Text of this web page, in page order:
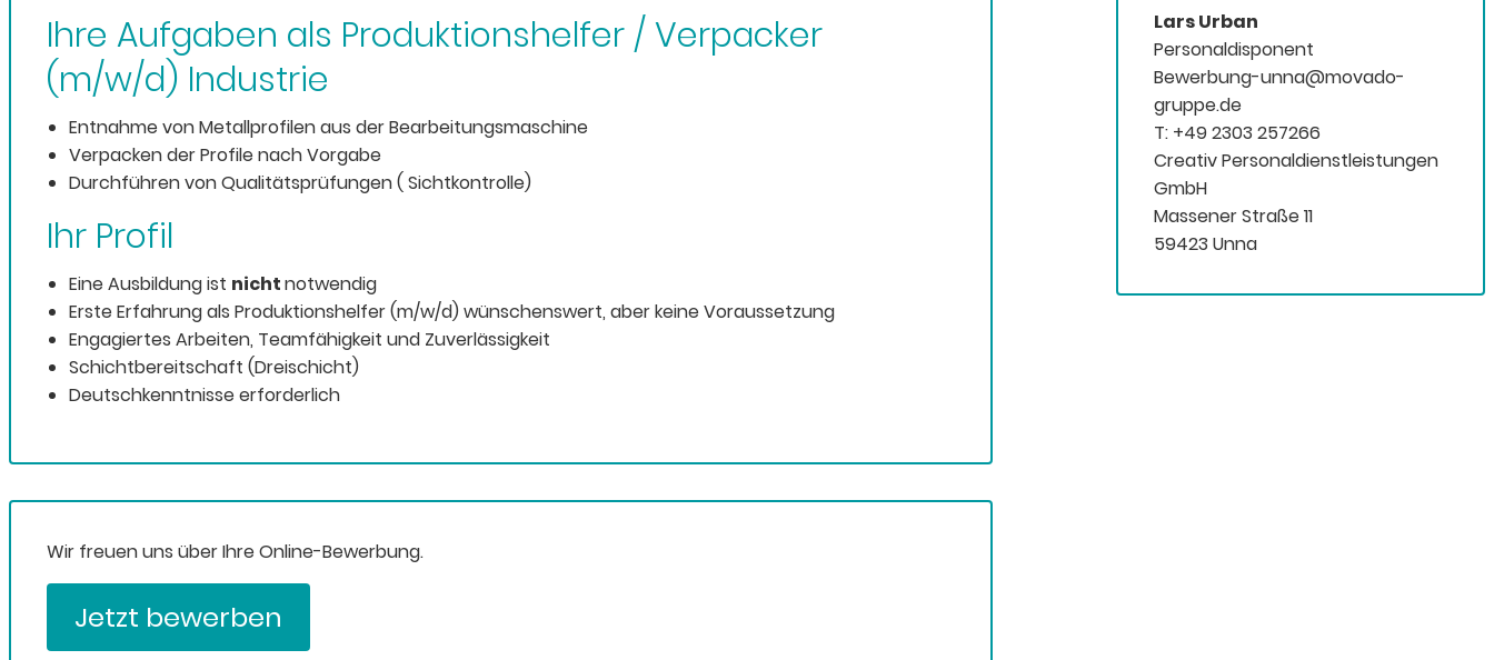
Ihre Aufgaben als Produktionshelfer / Verpacker
(m/w/d) Industrie
Entnahme von Metallprofilen aus der Bearbeitungsmaschine
Verpacken der Profile nach Vorgabe
Durchführen von Qualitätsprüfungen ( Sichtkontrolle)
Ihr Profil
Eine Ausbildung ist nichtnotwendig
Erste Erfahrung als Produktionshelfer (m/w/d) wünschenswert, aber keine Voraussetzung
Engagiertes Arbeiten, Teamfähigkeit und Zuverlässigkeit
Schichtbereitschaft (Dreischicht)
Deutschkenntnisse erforderlich
Wir freuen uns über Ihre Online-Bewerbung.
Jetzt bewerben
Lars Urban
Personaldisponent
Bewerbung-unna@movado-
gruppe.de
T: +49 2303 257266
Creativ Personaldienstleistungen
GmbH
Massener Straße 11
59423 Unna